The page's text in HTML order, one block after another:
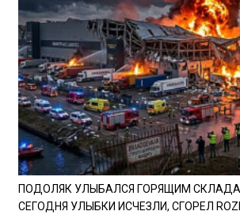
ПОДОЛЯК УЛЫБАЛСЯ ГОРЯЩИМ СКЛАДАМ
СЕГОДНЯ УЛЫБКИ ИСЧЕЗЛИ, СГОРЕЛ